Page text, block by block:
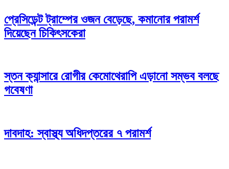
প্রেসিডেন্ট ট্রাম্পের ওজন বেড়েছে, কমানোর পরামর্শ
দিয়েছেন চিকিৎসকেরা
স্তন ক্যান্সারে রোগীর কেমোথেরাপি এড়ানো সম্ভব বলছে
গবেষণা
দাবদাহ: স্বাস্থ্য অধিদপ্তরের ৭ পরামর্শ